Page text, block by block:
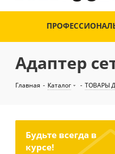
Адаптер
Главная - Каталог - ТОВАРЫ
Будьте всегда в
курсе!